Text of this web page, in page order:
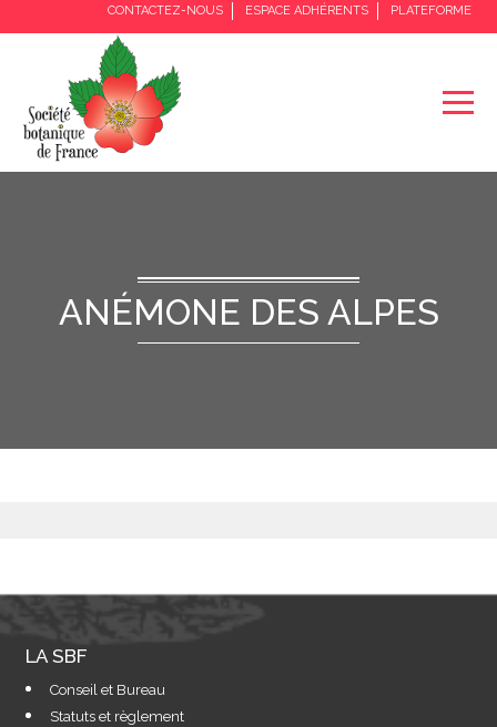
CONTACTEZ-NOUS ESPACE ADHÉRENTS PLATEFORME
ANÉMONE DES ALPES
LA SBF
Conseil et Bureau
Statuts et règlement